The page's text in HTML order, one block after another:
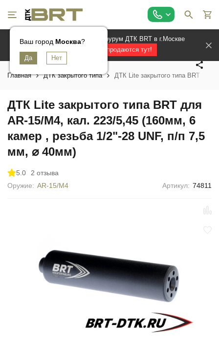
Ваш город Москва?
Ваш город Москва?
Ваш город Москва?
Официальный магазин и шоурум ДТК BRT в г.Москве
Лучшие ДТК продаются тут!
Главная ДТК закрытого типа ДТК Lite закрытого типа BRT для
ДТК Lite закрытого типа BRT для
AR-15/M4, кал. 223/5,45 (160мм, 6
камер , резьба 1/2"-28 UNF, п/п 7,5
мм, ⌀ 40мм)
5.0
2 отзыва
Оружие: AR-15/М4 Артикул: 74811